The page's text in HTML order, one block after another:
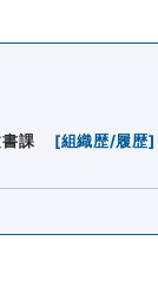
課 [組織歴/履歴]